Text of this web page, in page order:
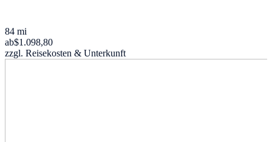
84 mi
ab$1.098,80
zzgl. Reisekosten & Unterkunft